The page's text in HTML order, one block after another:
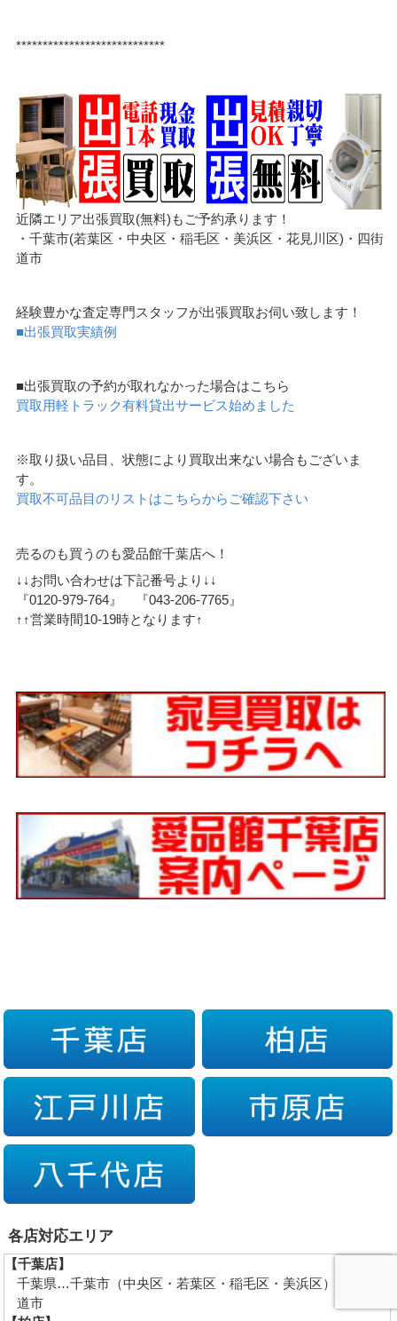
****************************
近隣エリア出張買取(無料)もご予約承ります！
・千葉市(若葉区・中央区・稲毛区・美浜区・花見川区)・四街
道市
経験豊かな査定専門スタッフが出張買取お伺い致します！
■出張買取実績例
■出張買取の予約が取れなかった場合はこちら
買取用軽トラック有料貸出サービス始めました
※取り扱い品目、状態により買取出来ない場合もございま
す。
買取不可品目のリストはこちらからご確認下さい
売るのも買うのも愛品館千葉店へ！
↓↓お問い合わせは下記番号より↓↓
『0120-979-764』 『043-206-7765』
↑↑営業時間10-19時となります↑
各店対応エリア
【千葉店】
千葉県…千葉市（中央区・若葉区・稲毛区・美浜区）、四街
道市